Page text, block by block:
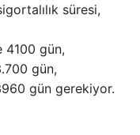
süresi,
4100 gün,
gün,
gün gerekiyor.